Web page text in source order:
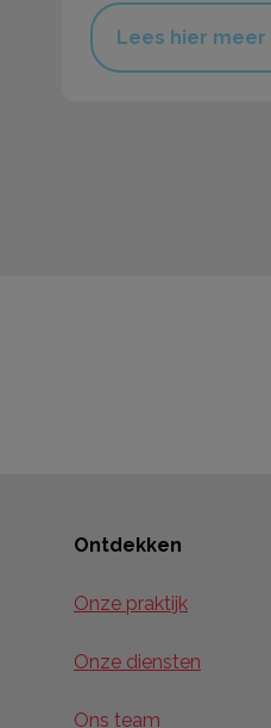
Lees hier meer
Ontdekken
Onze praktijk
Onze diensten
Ons team